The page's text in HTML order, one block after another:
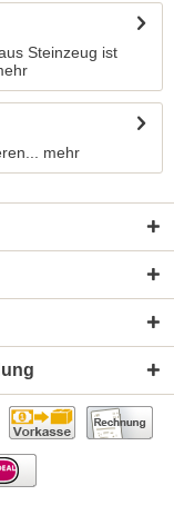
Steinzeug ist
mehr